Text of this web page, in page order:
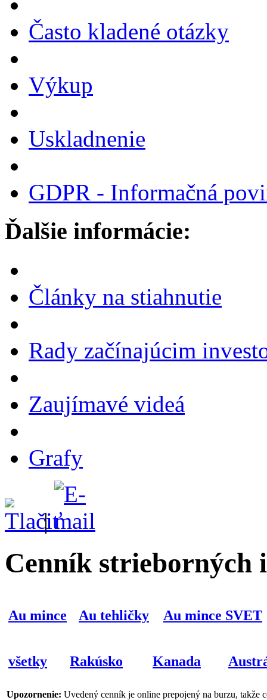
Často kladené otázky
Výkup
Uskladnenie
GDPR - Informačná
Ďalšie informácie:
Články na stiahnutie
Rady začínajúcim
Zaujímavé videá
Grafy
|
Cenník strieborných
Au mince Au tehličky Au mince SVET
všetky Rakúsko Kanada
Upozornenie: Uvedený cenník je online prepojený na burzu, takže